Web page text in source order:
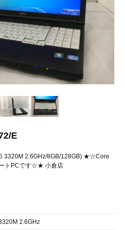
E
3320M 2.6GHz/8GB/128GB) ★☆Core
トPCです☆★ 小倉店
2.6GHz